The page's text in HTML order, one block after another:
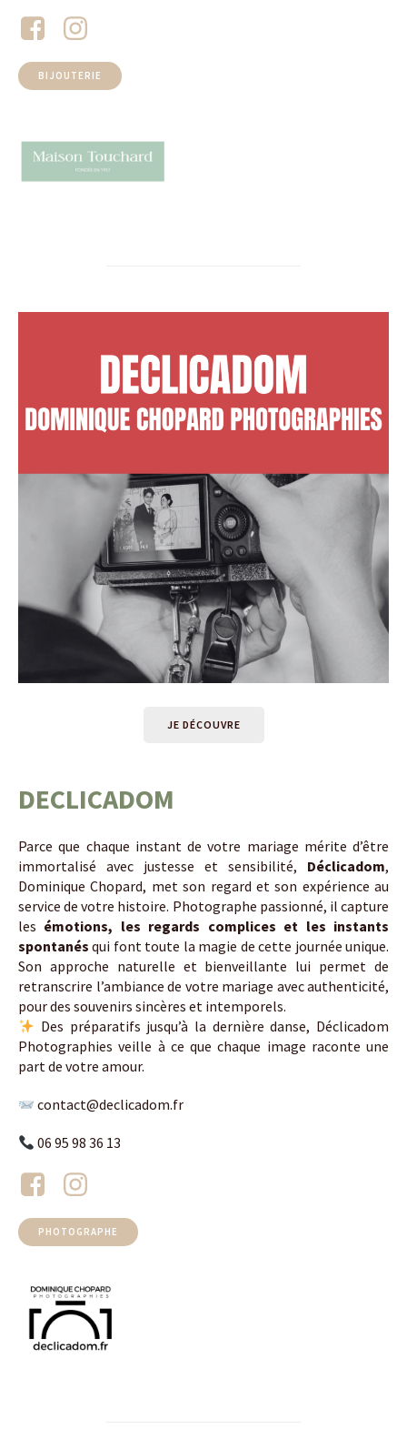
BIJOUTERIE
JE DÉCOUVRE
DECLICADOM
Parce que chaque instant de votre mariage mérite d’être
immortalisé avec justesse et sensibilité, Déclicadom,
Dominique Chopard, met son regard et son expérience au
service de votre histoire. Photographe passionné, il capture
les émotions, les regards complices et les instants
spontanés qui font toute la magie de cette journée unique.
Son approche naturelle et bienveillante lui permet de
retranscrire l’ambiance de votre mariage avec authenticité,
pour des souvenirs sincères et intemporels.
Des préparatifs jusqu’à la dernière danse, Déclicadom
Photographies veille à ce que chaque image raconte une
part de votre amour.
contact@declicadom.fr
06 95 98 36 13
PHOTOGRAPHE